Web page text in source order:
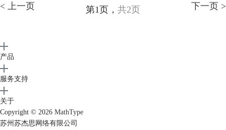
< 上一页 第1页， 共2页 下一页 >
产品
服务支持
关于
Copyright © 2026 MathType
苏州苏杰思网络有限公司